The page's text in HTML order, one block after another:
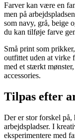
Farver kan være en
men på
som navy, grå, beige
du kan tilføje farve
Små print som
outfittet uden at virke
med et stærkt
accessories.
Tilpas efter
Der er stor forskel på,
arbejdspladser. I
eksperimentere med